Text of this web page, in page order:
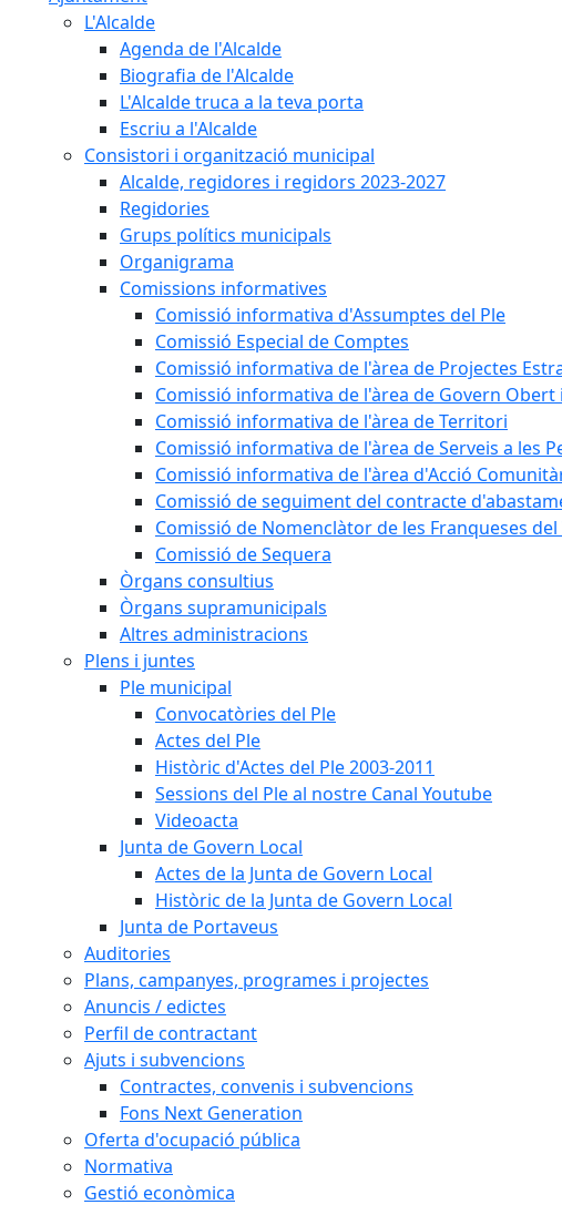
L'Alcalde
Agenda de l'Alcalde
Biografia de l'Alcalde
L'Alcalde truca a la teva porta
Escriu a l'Alcalde
Consistori i organització municipal
Alcalde, regidores i regidors 2023-2027
Regidories
Grups polítics municipals
Organigrama
Comissions informatives
Comissió informativa d'Assumptes del Ple
Comissió Especial de Comptes
Comissió informativa de l'àrea de Projectes
Comissió informativa de l'àrea de Govern Obert
Comissió informativa de l'àrea de Territori
Comissió informativa de l'àrea de Serveis a les
Comissió informativa de l'àrea d'Acció
Comissió de seguiment del contracte
Comissió de Nomenclàtor de les Franqueses del
Comissió de Sequera
Òrgans consultius
Òrgans supramunicipals
Altres administracions
Plens i juntes
Ple municipal
Convocatòries del Ple
Actes del Ple
Històric d'Actes del Ple 2003-2011
Sessions del Ple al nostre Canal Youtube
Videoacta
Junta de Govern Local
Actes de la Junta de Govern Local
Històric de la Junta de Govern Local
Junta de Portaveus
Auditories
Plans, campanyes, programes i projectes
Anuncis / edictes
Perfil de contractant
Ajuts i subvencions
Contractes, convenis i subvencions
Fons Next Generation
Oferta d'ocupació pública
Normativa
Gestió econòmica